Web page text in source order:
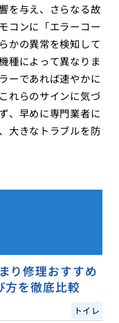
を与え、さらなる故
コンに「エラーコー
かの異常を検知して
種によって異なりま
ーであれば速やかに
れらのサインに気づ
、早めに専門業者に
大きなトラブルを防
り修理おすすめ
方を徹底比較
トイレ